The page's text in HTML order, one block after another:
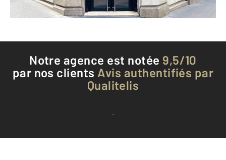
Téléphoner à l'agence
Notre agence est notée 9,5/10
par nos clients Avis authentifiés par
Qualitelis
Voir tous les avis clients